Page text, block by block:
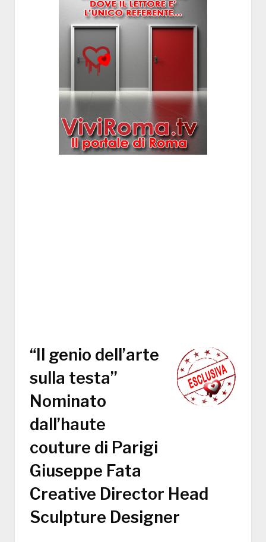
“Il genio dell’arte
sulla testa”
Nominato
dall’haute
couture di Parigi
Giuseppe Fata
Creative Director Head
Sculpture Designer